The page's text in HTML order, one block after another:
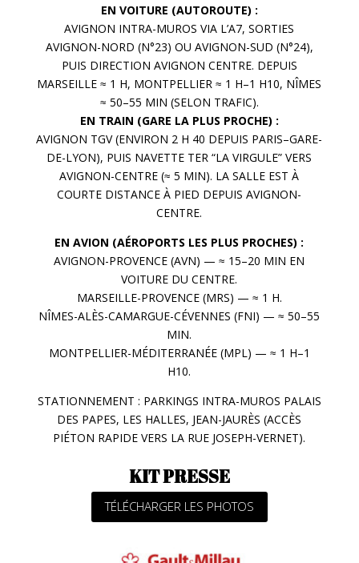
EN VOITURE (AUTOROUTE) :
AVIGNON INTRA-MUROS VIA L’A7, SORTIES
AVIGNON-NORD (N°23) OU AVIGNON-SUD (N°24),
PUIS DIRECTION AVIGNON CENTRE. DEPUIS
MARSEILLE ≈ 1 H, MONTPELLIER ≈ 1 H–1 H10, NÎMES
≈ 50–55 MIN (SELON TRAFIC).
EN TRAIN (GARE LA PLUS PROCHE) :
AVIGNON TGV (ENVIRON 2 H 40 DEPUIS PARIS–GARE-
DE-LYON), PUIS NAVETTE TER “LA VIRGULE” VERS
AVIGNON-CENTRE (≈ 5 MIN). LA SALLE EST À
COURTE DISTANCE À PIED DEPUIS AVIGNON-
CENTRE.
EN AVION (AÉROPORTS LES PLUS PROCHES) :
AVIGNON-PROVENCE (AVN) — ≈ 15–20 MIN EN
VOITURE DU CENTRE.
MARSEILLE-PROVENCE (MRS) — ≈ 1 H.
NÎMES-ALÈS-CAMARGUE-CÉVENNES (FNI) — ≈ 50–55
MIN.
MONTPELLIER-MÉDITERRANÉE (MPL) — ≈ 1 H–1
H10.
STATIONNEMENT : PARKINGS INTRA-MUROS PALAIS
DES PAPES, LES HALLES, JEAN-JAURÈS (ACCÈS
PIÉTON RAPIDE VERS LA RUE JOSEPH-VERNET).
KIT PRESSE
TÉLÉCHARGER LES PHOTOS